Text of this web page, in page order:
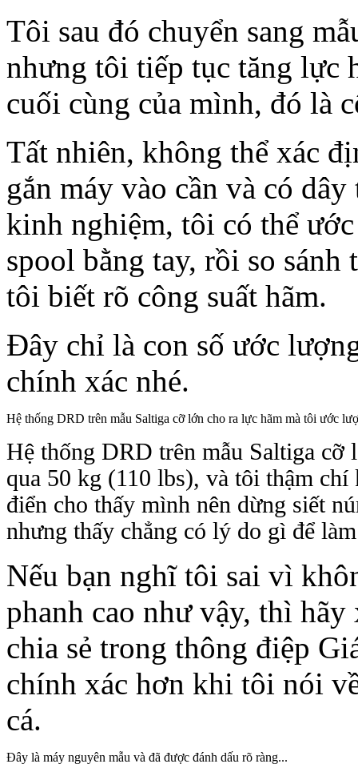
Tôi sau đó chuyển sang
nhưng tôi tiếp tục tăng lực
cuối cùng của mình, đó là
Tất nhiên, không thể xác
gắn máy vào cần và có
kinh nghiệm, tôi có thể
spool bằng tay, rồi so
tôi biết rõ công suất hãm.
Đây chỉ là con số ước
chính xác nhé.
Hệ thống DRD trên mẫu Saltiga cỡ lớn cho ra lực hãm mà tôi ước
Hệ thống DRD trên mẫu Saltiga
qua 50 kg (110 lbs), và tôi thậm chí
điển cho thấy mình nên dừng siết
nhưng thấy chẳng có lý do gì để
Nếu bạn nghĩ tôi sai vì
phanh cao như vậy, thì
chia sẻ trong thông điệp
chính xác hơn khi tôi nói
cá.
Đây là máy nguyên mẫu và đã được đánh dấu rõ ràng...